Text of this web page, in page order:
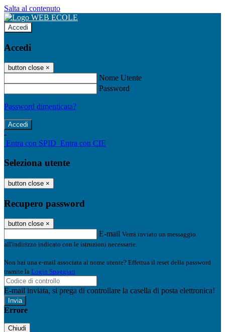
Salta al contenuto
Accedi
Accedi
button close ×
Nome Utente
Password
Password dimenticata?
-
Entra con SPID Entra con CIE
Seleziona utente
button close ×
Recupero password
button close ×
E-mail Verrà inviato un messaggio
all'indirizzo indicato con le istruzioni necessarie.
Non hai una e-mail associata al nome utente? Effettua il reset della password
tramite la Login Spaggiari
E-mail inviata, si prega di controllare la casella di posta elettronica!
Errore
Chiudi